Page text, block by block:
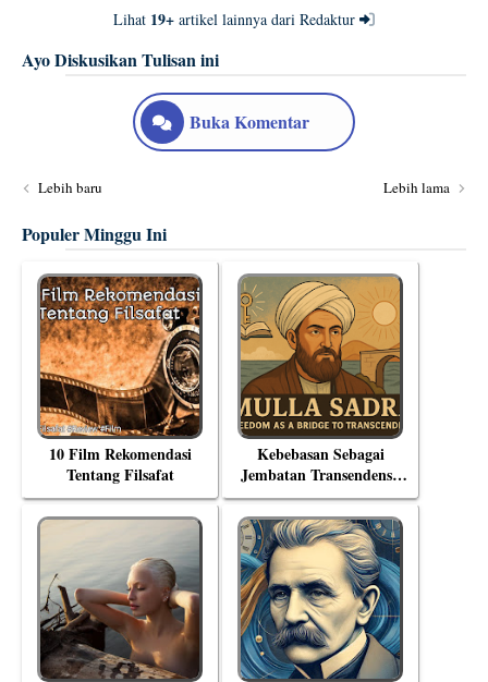
Lihat 19+ artikel lainnya dari Redaktur
Ayo Diskusikan Tulisan ini
Buka Komentar
Lebih baru Lebih lama
Populer Minggu Ini
10 Film Rekomendasi
Tentang Filsafat
Kebebasan Sebagai
Jembatan Transendensi:
Menyelami Filsafat
Eksistensial Mulla Sadra